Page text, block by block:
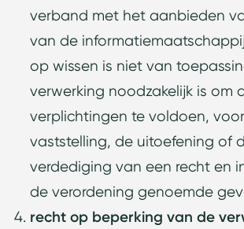
verband met het aanbieden
van de
op wissen is niet van
verwerking noodzakelijk is om
verplichtingen te voldoen,
vaststelling, de uitoefening of
verdediging van een recht en
de verordening genoemde
recht op beperking van de